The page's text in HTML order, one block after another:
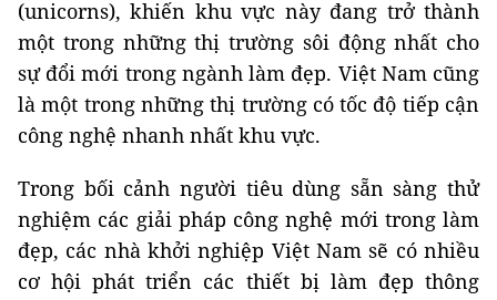
(unicorns), khiến khu vực này đang trở thành
một trong những thị trường sôi động nhất cho
sự đổi mới trong ngành làm đẹp. Việt Nam cũng
là một trong những thị trường có tốc độ tiếp cận
công nghệ nhanh nhất khu vực.
Trong bối cảnh người tiêu dùng sẵn sàng thử
nghiệm các giải pháp công nghệ mới trong làm
đẹp, các nhà khởi nghiệp Việt Nam sẽ có nhiều
cơ hội phát triển các thiết bị làm đẹp thông